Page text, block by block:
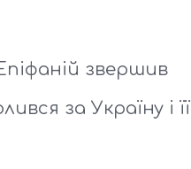
звершив
за Україну і її